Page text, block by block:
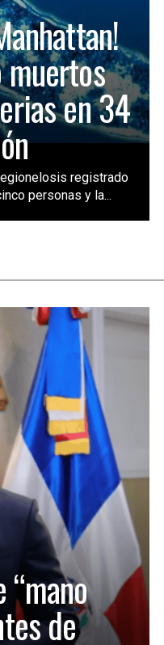
en 34
registrado
personas y la...
“mano
de